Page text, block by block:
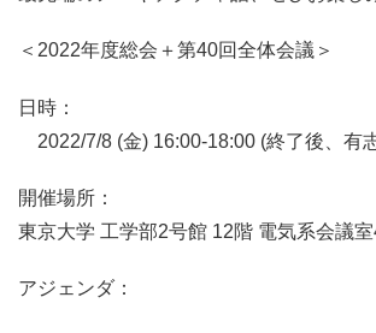
＜2022年度総会＋第40回全体会議＞
日時：
2022/7/8 (金) 16:00-18:00 (終了後、有
開催場所：
東京大学 工学部2号館 12階 電気系会議
アジェンダ：